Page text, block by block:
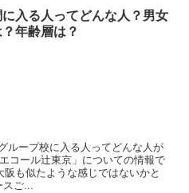
入る人ってどんな人？男女
？年齢層は？
ループ校に入る人ってどんな人が
コール辻東京」についての情報で
も似たような感じではないかと
スご...